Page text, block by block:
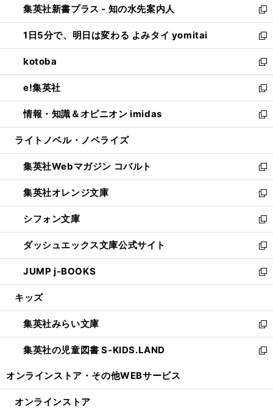
く
ド
ウ
で
開
く
ィ
ン
ド
ウ
で
開
く
い
ウ
ィ
ン
ド
ウ
で
開
く
集英社新書プラス - 知の水先案内人
新
し
い
ウ
ィ
ン
ド
ウ
で
開
1日5分で、明日は変わる よみタイ yomitai
新
し
い
ウ
ィ
ン
ド
ウ
開
く
kotoba
新
し
い
ウ
ィ
ン
ウ
で
開
く
e!集英社
新
し
い
ウ
ン
ド
ウ
で
開
く
情報・知識＆オピニオン imidas
新
し
ウ
ィ
ン
ド
ウ
で
開
く
ライトノベル・ノベライズ
集英社Webマガジン コバルト
新
し
い
ウ
ィ
ン
ド
ウ
で
開
集英社オレンジ文庫
新
し
い
ウ
ィ
ン
ド
ウ
開
く
シフォン文庫
新
し
い
ウ
ィ
ン
ウ
で
開
く
ダッシュエックス文庫公式サイト
新
し
い
ウ
ン
ド
ウ
で
JUMP j-BOOKS
新
し
ウ
ィ
ン
ド
開
キッズ
集英社みらい文庫
新
し
い
ン
集英社の児童図書 S-KIDS.LAND
新
ウ
オンラインストア・ その他WEBサービス
オンラインストア